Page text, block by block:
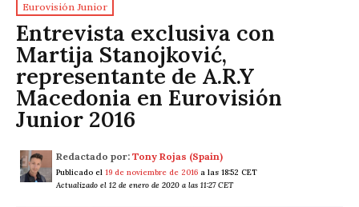
Eurovisión Junior
Entrevista exclusiva con
Martija Stanojković,
representante de A.R.Y
Macedonia en Eurovisión
Junior 2016
Redactado por: Tony Rojas (Spain)
Publicado el 19 de noviembre de 2016 a las 18:52 CET
Actualizado el 12 de enero de 2020 a las 11:27 CET